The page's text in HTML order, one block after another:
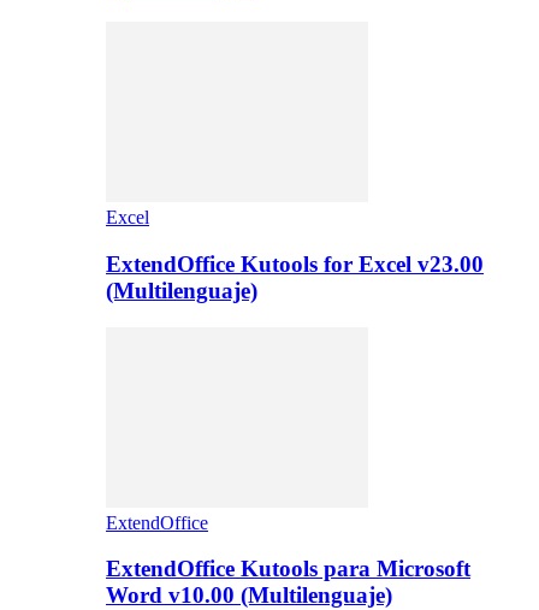
Excel
ExtendOffice Kutools for Excel v23.00
(Multilenguaje)
ExtendOffice
ExtendOffice Kutools para Microsoft
Word v10.00 (Multilenguaje)